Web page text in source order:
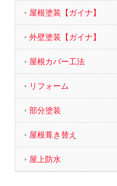
屋根塗装【ガイナ】
外壁塗装【ガイナ】
屋根カバー工法
リフォーム
部分塗装
屋根葺き替え
屋上防水